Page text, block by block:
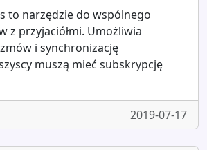
to narzędzie do wspólnego
z przyjaciółmi. Umożliwia
i synchronizację
muszą mieć subskrypcję
2019-07-17